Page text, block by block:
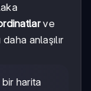
ve
anlaşılır
harita